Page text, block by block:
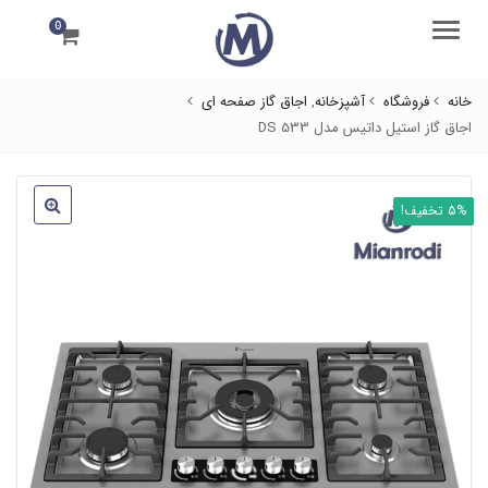
منو 0
خانه فروشگاه آشپزخانه, اجاق گاز صفحه ای
اجاق گاز استیل داتیس مدل DS 533
5% تخفیف!